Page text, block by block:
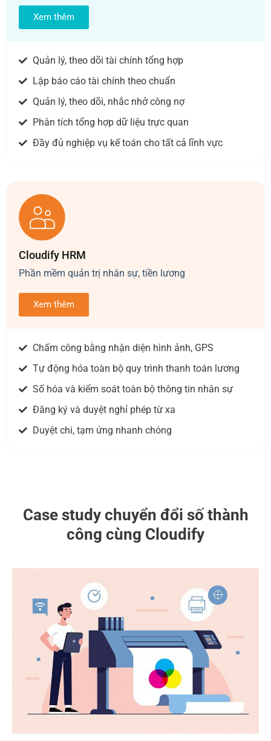
Xem thêm
Quản lý, theo dõi tài chính tổng hợp
Lập báo cáo tài chính theo chuẩn
Quản lý, theo dõi, nhắc nhở công nợ
Phân tích tổng hợp dữ liệu trực quan
Đầy đủ nghiệp vụ kế toán cho tất cả lĩnh vực
Cloudify HRM
Phần mềm quản trị nhân sự, tiền lương
Xem thêm
Chấm công bằng nhận diện hình ảnh, GPS
Tự động hóa toàn bộ quy trình thanh toán lương
Số hóa và kiểm soát toàn bộ thông tin nhân sự
Đăng ký và duyệt nghỉ phép từ xa
Duyệt chi, tạm ứng nhanh chóng
Case study chuyển đổi số thành
công cùng Cloudify